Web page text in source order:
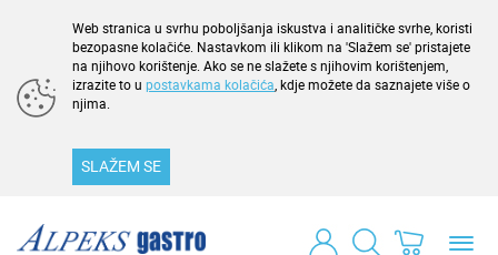
Web stranica u svrhu poboljšanja iskustva i analitičke svrhe, koristi
bezopasne kolačiće. Nastavkom ili klikom na 'Slažem se' pristajete
na njihovo korištenje. Ako se ne slažete s njihovim korištenjem,
izrazite to u postavkama kolačića , kdje možete da saznajete više o
njima.
SLAŽEM SE